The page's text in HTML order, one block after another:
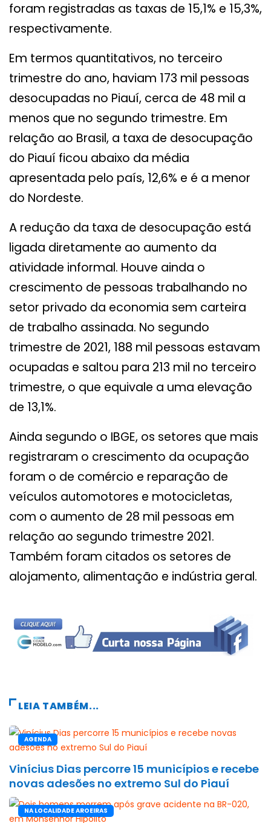
foram registradas as taxas de 15,1% e 15,3%,
respectivamente.
Em termos quantitativos, no terceiro
trimestre do ano, haviam 173 mil pessoas
desocupadas no Piauí, cerca de 48 mil a
menos que no segundo trimestre. Em
relação ao Brasil, a taxa de desocupação
do Piauí ficou abaixo da média
apresentada pelo país, 12,6% e é a menor
do Nordeste.
A redução da taxa de desocupação está
ligada diretamente ao aumento da
atividade informal. Houve ainda o
crescimento de pessoas trabalhando no
setor privado da economia sem carteira
de trabalho assinada. No segundo
trimestre de 2021, 188 mil pessoas estavam
ocupadas e saltou para 213 mil no terceiro
trimestre, o que equivale a uma elevação
de 13,1%.
Ainda segundo o IBGE, os setores que mais
registraram o crescimento da ocupação
foram o de comércio e reparação de
veículos automotores e motocicletas,
com o aumento de 28 mil pessoas em
relação ao segundo trimestre 2021.
Também foram citados os setores de
alojamento, alimentação e indústria geral.
LEIA TAMBÉM...
AGENDA
Vinícius Dias percorre 15 municípios e recebe
novas adesões no extremo Sul do Piauí
NA LOCALIDADE AROEIRAS